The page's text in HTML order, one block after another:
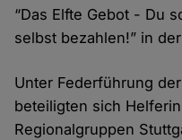
“Das Elfte Gebot - Du
selbst bezahlen!” in
Unter Federführung
beteiligten sich
Regionalgruppen